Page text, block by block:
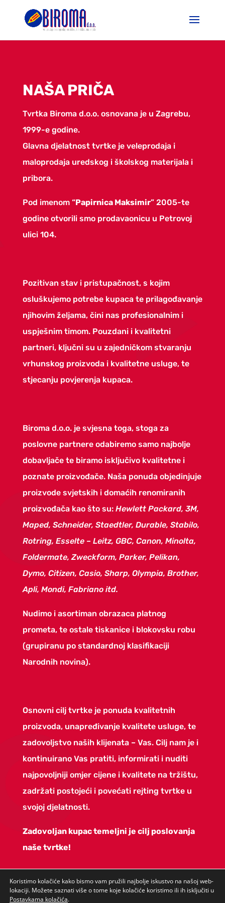
NAŠA PRIČA
Tvrtka Biroma d.o.o. osnovana je u Zagrebu,
1999-e godine.
Glavna djelatnost tvrtke je veleprodaja i
maloprodaja uredskog i školskog materijala i
pribora.
Pod imenom “Papirnica Maksimir” 2005-te
godine otvorili smo prodavaonicu u Petrovoj
ulici 104.
Pozitivan stav i pristupačnost, s kojim
osluškujemo potrebe kupaca te prilagođavanje
njihovim željama, čini nas profesionalnim i
uspješnim timom. Pouzdani i kvalitetni
partneri, ključni su u zajedničkom stvaranju
vrhunskog proizvoda i kvalitetne usluge, te
stjecanju povjerenja kupaca.
Biroma d.o.o. je svjesna toga, stoga za
poslovne partnere odabiremo samo najbolje
dobavljače te biramo isključivo kvalitetne i
poznate proizvođače. Naša ponuda objedinjuje
proizvode svjetskih i domaćih renomiranih
proizvođača kao što su: Hewlett Packard, 3M,
Maped, Schneider, Staedtler, Durable, Stabilo,
Rotring, Esselte – Leitz, GBC, Canon, Minolta,
Foldermate, Zweckform, Parker, Pelikan,
Dymo, Citizen, Casio, Sharp, Olympia, Brother,
Apli, Mondi, Fabriano itd.
Nudimo i asortiman obrazaca platnog
prometa, te ostale tiskanice i blokovsku robu
(grupiranu po standardnoj klasifikaciji
Narodnih novina).
Osnovni cilj tvrtke je ponuda kvalitetnih
proizvoda, unapređivanje kvalitete usluge, te
zadovoljstvo naših klijenata – Vas. Cilj nam je i
kontinuirano Vas pratiti, informirati i nuditi
najpovoljniji omjer cijene i kvalitete na tržištu,
zadržati postojeći i povećati rejting tvrtke u
svojoj djelatnosti.
Zadovoljan kupac temeljni je cilj poslovanja
naše tvrtke!
Koristimo kolačiće kako bismo vam pružili najbolje iskustvo na našoj web-
lokaciji. Možete saznati više o tome koje kolačiće koristimo ili ih isključiti u
Postavkama kolačića.